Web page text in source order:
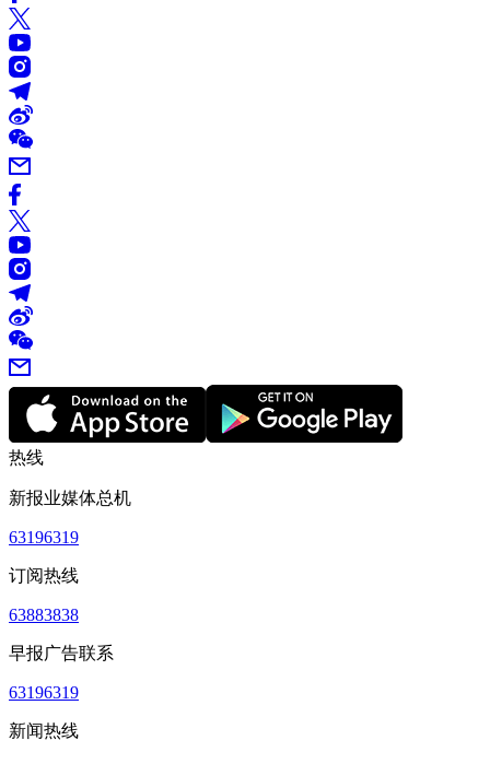
热线
新报业媒体总机
63196319
订阅热线
63883838
早报广告联系
63196319
新闻热线